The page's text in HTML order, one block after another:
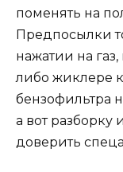
поменять на
Предпосылки
нажатии на
либо жиклере
бензофильтра
а вот разборку
доверить